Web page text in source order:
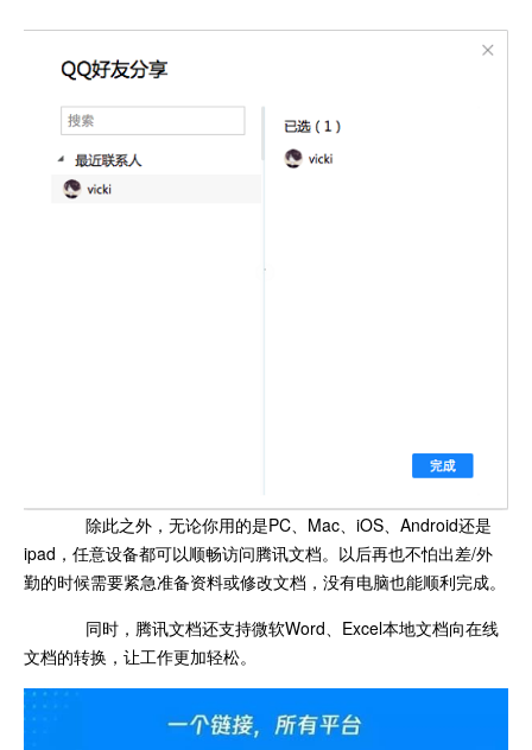
除此之外，无论你用的是PC、Mac、iOS、Android还是
ipad，任意设备都可以顺畅访问腾讯文档。以后再也不怕出差/外
勤的时候需要紧急准备资料或修改文档，没有电脑也能顺利完成。
同时，腾讯文档还支持微软Word、Excel本地文档向在线
文档的转换，让工作更加轻松。